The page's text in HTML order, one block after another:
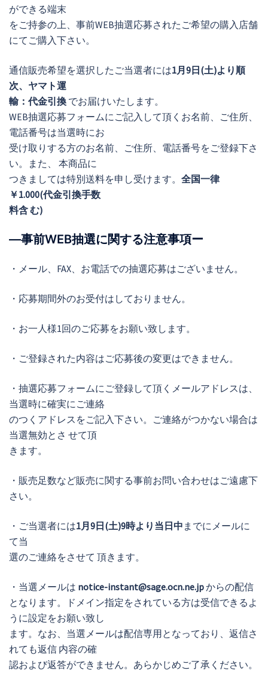
ができる端末
をご持参の上、事前WEB抽選応募されたご希望の購入店舗
にてご購入下さい。
通信販売希望を選択したご当選者には1月9日(土)より順
次、ヤマト運
輸：代金引換 でお届けいたします。
WEB抽選応募フォームにご記入して頂くお名前、ご住所、
電話番号は当選時にお
受け取りする方のお名前、ご住所、電話番号をご登録下さ
い。また、 本商品に
つきましては特別送料を申し受けます。 全国一律
￥1.000(代金引換手数
料含 む)
―事前WEB抽選に関する注意事項ー
・メール、FAX、お電話での抽選応募はございません。
・応募期間外のお受付はしておりません。
・お一人様1回のご応募をお願い致します。
・ご登録された内容はご応募後の変更はできません。
・抽選応募フォームにご登録して頂くメールアドレスは、
当選時に確実にご連絡
のつくアドレスをご記入下さい。ご連絡がつかない場合は
当選無効とさ せて頂
きます。
・販売足数など販売に関する事前お問い合わせはご遠慮下
さい。
・ご当選者には1月9日(土)9時より当日中 までにメールに
て当
選のご連絡をさせて 頂きます。
・当選メールは notice-instant@sage.ocn.ne.jpからの配信
となります。ドメイン指定をされている方は受信できるよ
うに設定をお願い致し
ます。なお、当選メールは配信専用となっており、返信さ
れても返信 内容の確
認および返答ができません。あらかじめご了承ください。